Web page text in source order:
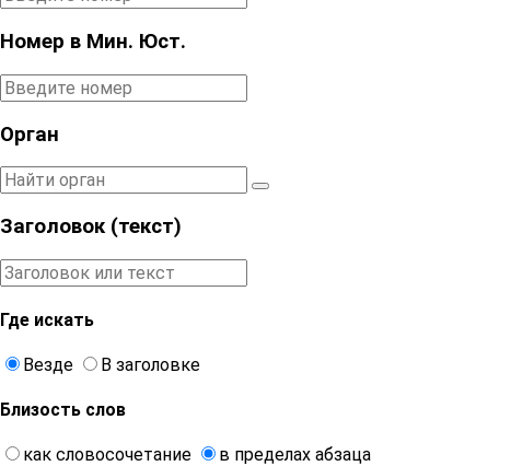
Номер в Мин. Юст.
Орган
Заголовок (текст)
Где искать
Везде В заголовке
Близость слов
как словосочетание в пределах абзаца